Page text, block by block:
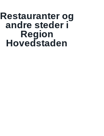
Restauranter og
andre steder i
Region
Hovedstaden